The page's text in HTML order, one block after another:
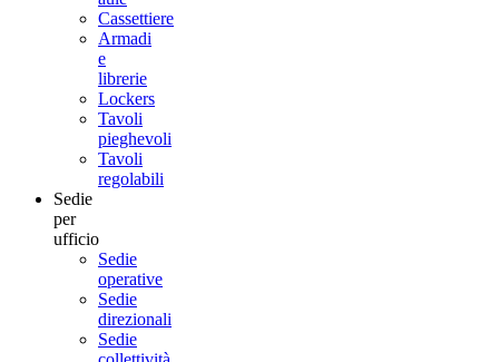
Cassettiere
Armadi
e
librerie
Lockers
Tavoli
pieghevoli
Tavoli
regolabili
Sedie
per
ufficio
Sedie
operative
Sedie
direzionali
Sedie